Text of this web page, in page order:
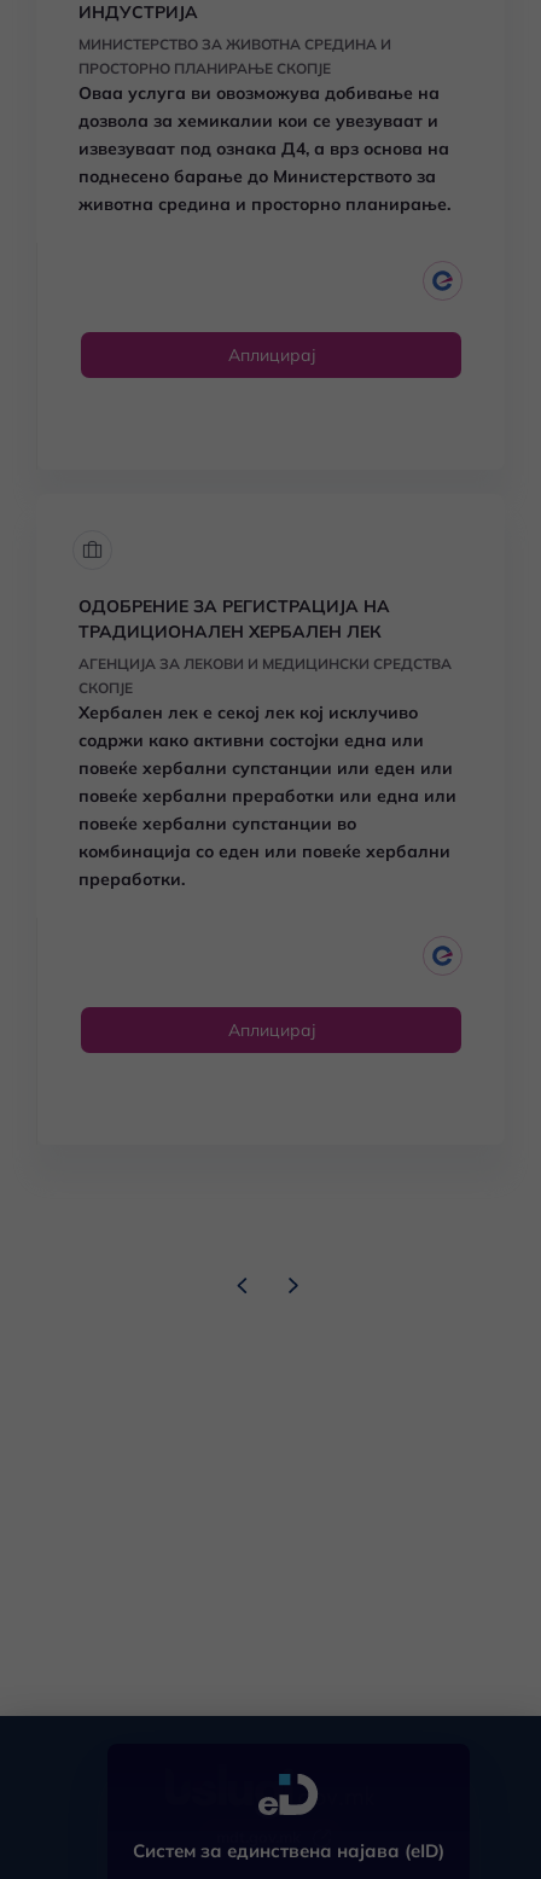
ИНДУСТРИЈА
МИНИСТЕРСТВО ЗА ЖИВОТНА СРЕДИНА И
ПРОСТОРНО ПЛАНИРАЊЕ СКОПЈЕ
Оваа услуга ви овозможува добивање на
дозвола за хемикалии кои се увезуваат и
извезуваат под ознака Д4, а врз основа на
поднесено барање до Министерството за
животна средина и просторно планирање.
Аплицирај
ОДОБРЕНИЕ ЗА РЕГИСТРАЦИЈА НА
ТРАДИЦИОНАЛЕН ХЕРБАЛЕН ЛЕК
АГЕНЦИЈА ЗА ЛЕКОВИ И МЕДИЦИНСКИ СРЕДСТВА
СКОПЈЕ
Хербален лек е секој лек кој исклучиво
содржи како активни состојки една или
повеќе хербални супстанции или еден или
повеќе хербални преработки или една или
повеќе хербални супстанции во
комбинација со еден или повеќе хербални
преработки.
Аплицирај
Систем за единствена најава (eID)